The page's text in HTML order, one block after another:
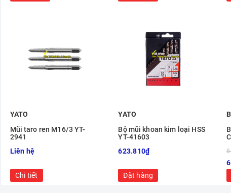
YATO
Mũi taro ren M16/3 YT-
2941
Liên hệ
Chi tiết
YATO
Bộ mũi khoan kim loại HSS
YT-41603
623.810₫
Đặt hàng